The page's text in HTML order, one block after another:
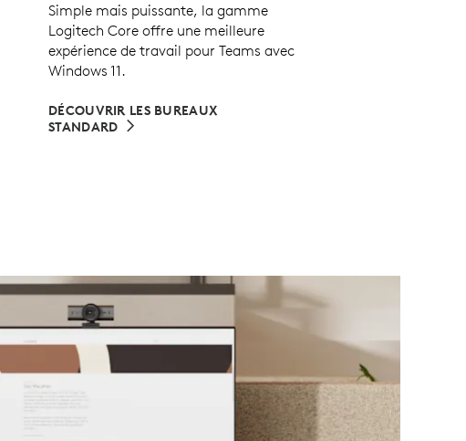
Simple mais puissante, la gamme
Logitech Core offre une meilleure
expérience de travail pour Teams avec
Windows 11.
DÉCOUVRIR LES BUREAUX
STANDARD